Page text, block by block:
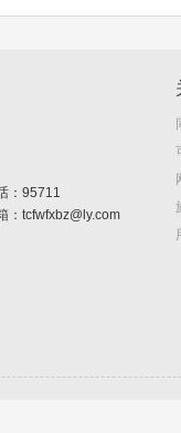
：95711
：tcfwfxbz@ly.com